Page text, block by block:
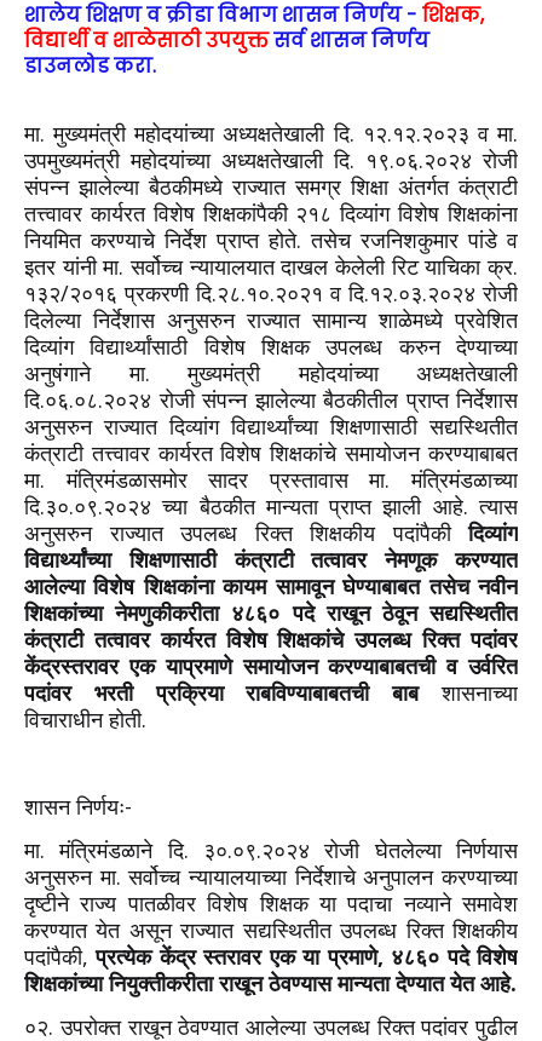
शालेय शिक्षण व क्रीडा विभाग शासन निर्णय - शिक्षक,
विद्यार्थी व शाळेसाठी उपयुक्तसर्व शासन निर्णय
डाउनलोड करा.
मा. मुख्यमंत्री महोदयांच्या अध्यक्षतेखाली दि. १२.१२.२०२३ व मा.
उपमुख्यमंत्री महोदयांच्या अध्यक्षतेखाली दि. १९.०६.२०२४ रोजी
संपन्न झालेल्या बैठकीमध्ये राज्यात समग्र शिक्षा अंतर्गत कंत्राटी
तत्त्वावर कार्यरत विशेष शिक्षकांपैकी २१८ दिव्यांग विशेष शिक्षकांना
नियमित करण्याचे निर्देश प्राप्त होते. तसेच रजनिशकुमार पांडे व
इतर यांनी मा. सर्वोच्च न्यायालयात दाखल केलेली रिट याचिका क्र.
१३२/२०१६ प्रकरणी दि.२८.१०.२०२१ व दि.१२.०३.२०२४ रोजी
दिलेल्या निर्देशास अनुसरुन राज्यात सामान्य शाळेमध्ये प्रवेशित
दिव्यांग विद्यार्थ्यांसाठी विशेष शिक्षक उपलब्ध करुन देण्याच्या
अनुषंगाने मा. मुख्यमंत्री महोदयांच्या अध्यक्षतेखाली
दि.०६.०८.२०२४ रोजी संपन्न झालेल्या बैठकीतील प्राप्त निर्देशास
अनुसरुन राज्यात दिव्यांग विद्यार्थ्यांच्या शिक्षणासाठी सद्यस्थितीत
कंत्राटी तत्त्वावर कार्यरत विशेष शिक्षकांचे समायोजन करण्याबाबत
मा. मंत्रिमंडळासमोर सादर प्रस्तावास मा. मंत्रिमंडळाच्या
दि.३०.०९.२०२४ च्या बैठकीत मान्यता प्राप्त झाली आहे. त्यास
अनुसरुन राज्यात उपलब्ध रिक्त शिक्षकीय पदांपैकीदिव्यांग
विद्यार्थ्यांच्या शिक्षणासाठी कंत्राटी तत्वावर नेमणूक करण्यात
आलेल्या विशेष शिक्षकांना कायम सामावून घेण्याबाबत तसेच नवीन
शिक्षकांच्या नेमणुकीकरीता ४८६० पदे राखून ठेवून सद्यस्थितीत
कंत्राटी तत्वावर कार्यरत विशेष शिक्षकांचे उपलब्ध रिक्त पदांवर
केंद्रस्तरावर एक याप्रमाणे समायोजन करण्याबाबतची व उर्वरित
पदांवर भरती प्रक्रिया राबविण्याबाबतची बाबशासनाच्या
विचाराधीन होती.
शासन निर्णयः-
मा. मंत्रिमंडळाने दि. ३०.०९.२०२४ रोजी घेतलेल्या निर्णयास
अनुसरुन मा. सर्वोच्च न्यायालयाच्या निर्देशाचे अनुपालन करण्याच्या
दृष्टीने राज्य पातळीवर विशेष शिक्षक या पदाचा नव्याने समावेश
करण्यात येत असून राज्यात सद्यस्थितीत उपलब्ध रिक्त शिक्षकीय
पदांपैकी,प्रत्येक केंद्र स्तरावर एक या प्रमाणे, ४८६० पदे विशेष
शिक्षकांच्या नियुक्तीकरीता राखून ठेवण्यास मान्यता देण्यात येत आहे.
०२. उपरोक्त राखून ठेवण्यात आलेल्या उपलब्ध रिक्त पदांवर पुढील